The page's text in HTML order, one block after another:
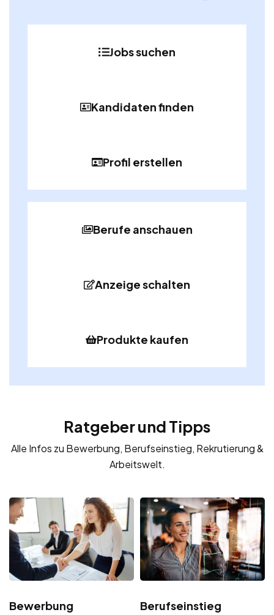
Jobs suchen
Kandidaten finden
Profil erstellen
Berufe anschauen
Anzeige schalten
Produkte kaufen
Ratgeber und Tipps
Alle Infos zu Bewerbung, Berufseinstieg, Rekrutierung &
Arbeitswelt.
Bewerbung Berufseinstieg